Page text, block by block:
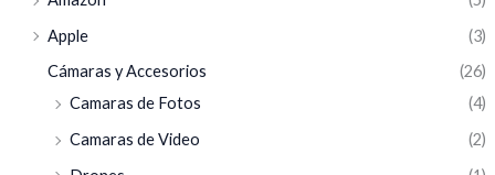
Apple
(3)
Cámaras y Accesorios
(26)
Camaras de Fotos
(4)
Camaras de Video
(2)